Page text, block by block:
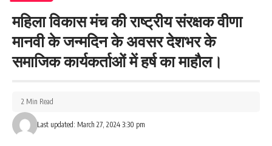
महिला विकास मंच की राष्ट्रीय संरक्षक वीणा
मानवी के जन्मदिन के अवसर देशभर के
समाजिक कार्यकर्ताओं में हर्ष का माहौल।
Last updated: March 27, 2024 3:30 pm
2 Min Read